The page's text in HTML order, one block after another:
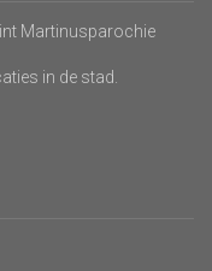
Martinusparochie
in de stad.